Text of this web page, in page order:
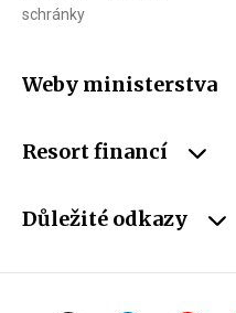
schránky
Weby ministerstva
Resort financí
Důležité odkazy